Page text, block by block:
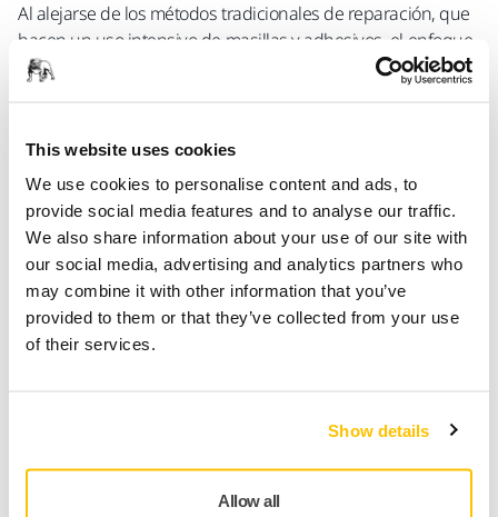
This website uses cookies
We use cookies to personalise content and ads, to
provide social media features and to analyse our traffic.
We also share information about your use of our site with
our social media, advertising and analytics partners who
may combine it with other information that you’ve
provided to them or that they’ve collected from your use
of their services.
Show details
Allow all
Al alejarse de los métodos tradicionales de reparación, que
hacen un uso intensivo de masillas y adhesivos, el enfoque
de Mirka y 4Plastic permite que las piezas reparadas se
comporten, funcionen y flexionen como se pretendía
más duradera, fiable y estructuralmente alineada.
Sacar el máximo rendimiento a la reparación de
plásticos
Cuando se realizan correctamente, las reparaciones de
plástico ofrecen ventajas significativas en todo el
ecosistema de la reparación de golpes. Para las
aseguradoras, proporciona una vía clara para reducir los
garantiza componentes originales más seguros y que
evitando las inconsistencias que suelen asociarse a los